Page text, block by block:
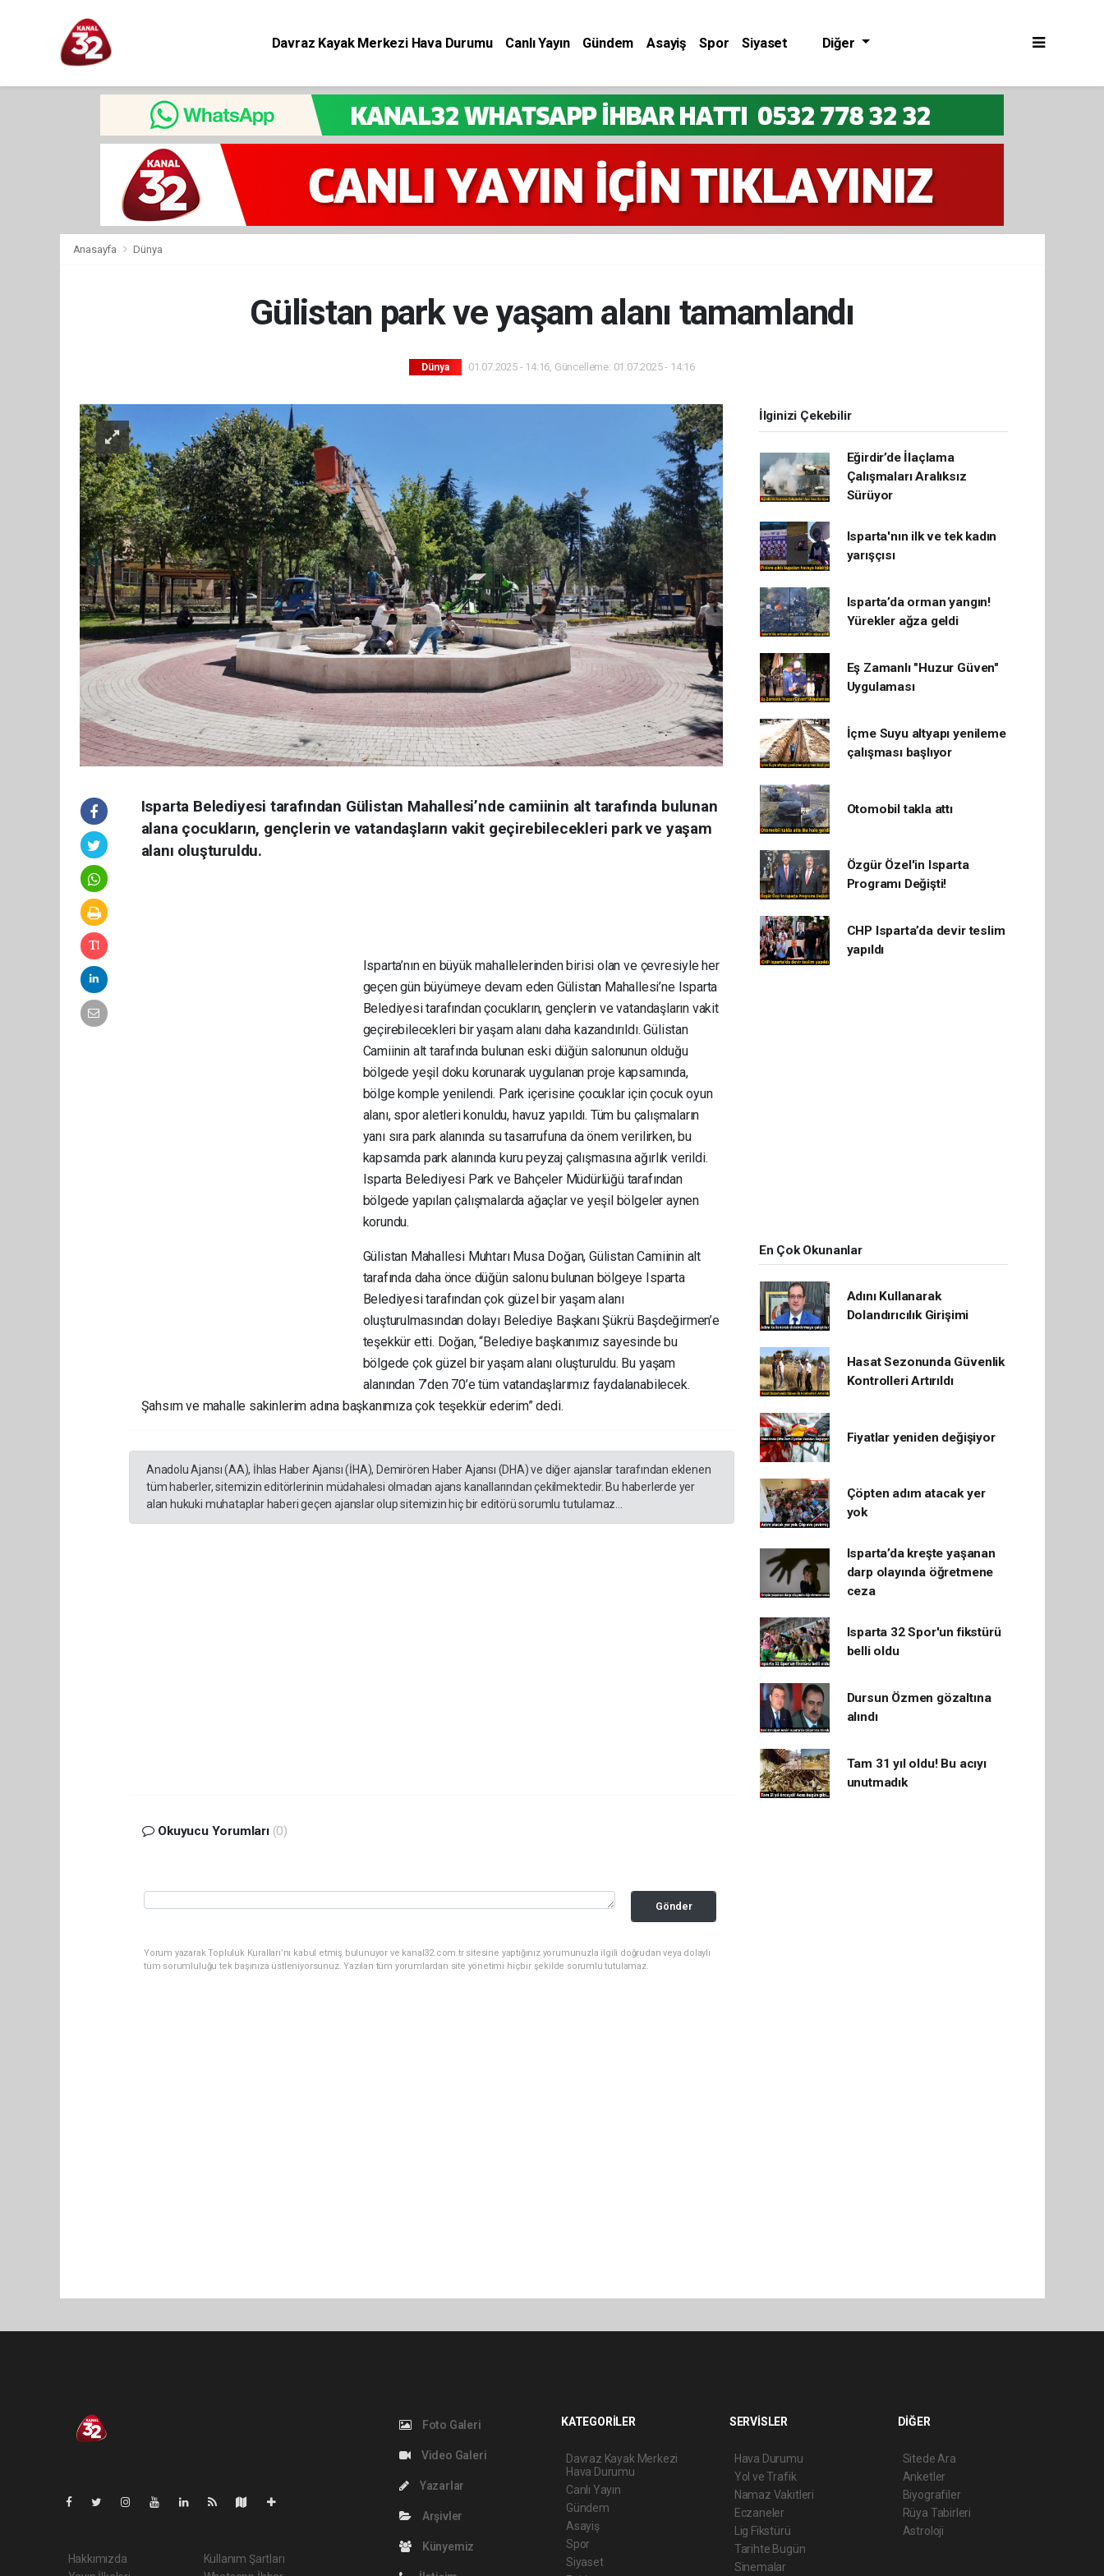
Davraz Kayak Merkezi Hava Durumu Canlı Yayın Gündem Asayiş Spor
Siyaset
Diğer
Anasayfa Dünya
Gülistan park ve yaşam alanı tamamlandı
Dünya 01.07.2025 - 14:16, Güncelleme: 01.07.2025 - 14:16
Isparta Belediyesi tarafından Gülistan Mahallesi’nde camiinin alt tarafında bulunan
alana çocukların, gençlerin ve vatandaşların vakit geçirebilecekleri park ve yaşam
alanı oluşturuldu.
Isparta’nın en büyük mahallelerinden birisi olan ve çevresiyle her
geçen gün büyümeye devam eden Gülistan Mahallesi’ne Isparta
Belediyesi tarafından çocukların, gençlerin ve vatandaşların vakit
geçirebilecekleri bir yaşam alanı daha kazandırıldı. Gülistan
Camiinin alt tarafında bulunan eski düğün salonunun olduğu
bölgede yeşil doku korunarak uygulanan proje kapsamında,
bölge komple yenilendi. Park içerisine çocuklar için çocuk oyun
alanı, spor aletleri konuldu, havuz yapıldı. Tüm bu çalışmaların
yanı sıra park alanında su tasarrufuna da önem verilirken, bu
kapsamda park alanında kuru peyzaj çalışmasına ağırlık verildi.
Isparta Belediyesi Park ve Bahçeler Müdürlüğü tarafından
bölgede yapılan çalışmalarda ağaçlar ve yeşil bölgeler aynen
korundu.
Gülistan Mahallesi Muhtarı Musa Doğan, Gülistan Camiinin alt
tarafında daha önce düğün salonu bulunan bölgeye Isparta
Belediyesi tarafından çok güzel bir yaşam alanı
oluşturulmasından dolayı Belediye Başkanı Şükrü Başdeğirmen’e
teşekkür etti. Doğan, “Belediye başkanımız sayesinde bu
bölgede çok güzel bir yaşam alanı oluşturuldu. Bu yaşam
alanından 7’den 70’e tüm vatandaşlarımız faydalanabilecek.
Şahsım ve mahalle sakinlerim adına başkanımıza çok teşekkür ederim” dedi.
Anadolu Ajansı (AA), İhlas Haber Ajansı (İHA), Demirören Haber Ajansı (DHA) ve diğer ajanslar tarafından eklenen
tüm haberler, sitemizin editörlerinin müdahalesi olmadan ajans kanallarından çekilmektedir. Bu haberlerde yer
alan hukuki muhataplar haberi geçen ajanslar olup sitemizin hiç bir editörü sorumlu tutulamaz...
Okuyucu Yorumları (0)
Gönder
Yorum yazarak Topluluk Kuralları’nı kabul etmiş bulunuyor ve kanal32.com.tr sitesine yaptığınız yorumunuzla ilgili doğrudan veya dolaylı
tüm sorumluluğu tek başınıza üstleniyorsunuz. Yazılan tüm yorumlardan site yönetimi hiçbir şekilde sorumlu tutulamaz.
İlginizi Çekebilir
Eğirdir’de İlaçlama
Çalışmaları Aralıksız
Sürüyor
Isparta'nın ilk ve tek kadın
yarışçısı
Isparta’da orman yangın!
Yürekler ağza geldi
Eş Zamanlı "Huzur Güven"
Uygulaması
İçme Suyu altyapı yenileme
çalışması başlıyor
Otomobil takla attı
Özgür Özel'in Isparta
Programı Değişti!
CHP Isparta’da devir teslim
yapıldı
En Çok Okunanlar
Adını Kullanarak
Dolandırıcılık Girişimi
Hasat Sezonunda Güvenlik
Kontrolleri Artırıldı
Fiyatlar yeniden değişiyor
Çöpten adım atacak yer
yok
Isparta’da kreşte yaşanan
darp olayında öğretmene
ceza
Isparta 32 Spor'un fikstürü
belli oldu
Dursun Özmen gözaltına
alındı
Tam 31 yıl oldu! Bu acıyı
unutmadık
Hakkımızda
Kullanım Şartları
Foto Galeri
Video Galeri
Yazarlar
Arşivler
Künyemiz
KATEGORİLER
Davraz Kayak Merkezi
Hava Durumu
Canlı Yayın
Gündem
Asayiş
Spor
Siyaset
SERVİSLER
Hava Durumu
Yol ve Trafik
Namaz Vakitleri
Eczaneler
Lig Fikstürü
Tarihte Bugün
Sinemalar
DİĞER
Sitede Ara
Anketler
Biyografiler
Rüya Tabirleri
Astroloji